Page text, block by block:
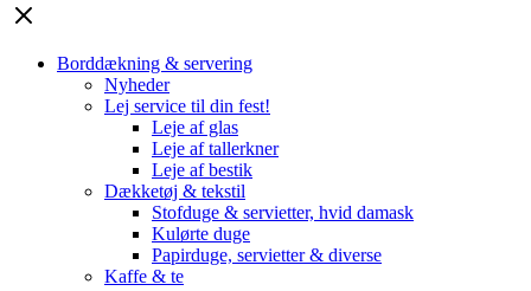
Borddækning & servering
Nyheder
Lej service til din fest!
Leje af glas
Leje af tallerkner
Leje af bestik
Dækketøj & tekstil
Stofduge & servietter, hvid damask
Kulørte duge
Papirduge, servietter & diverse
Kaffe & te